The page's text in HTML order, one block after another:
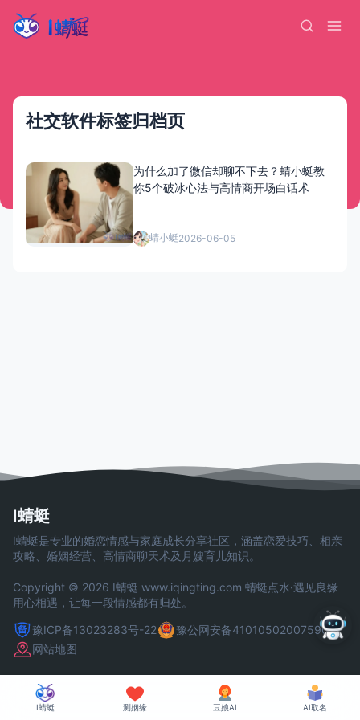
社交软件标签归档页
为什么加了微信却聊不下去？蜻小蜓教
你5个破冰心法与高情商开场白话术
蜻小蜓2026-06-05
I蜻蜓
I蜻蜓是专业的婚恋情感与家庭成长分享社区，涵盖恋爱技巧、相亲
攻略、婚姻经营、高情商聊天术及月嫂育儿知识。
Copyright © 2026 I蜻蜓 www.iqingting.com 蜻蜓点水·遇见良缘
用心相遇，让每一段情感都有归处。
豫ICP备13023283号-22
豫公网安备41010502007590号
网站地图
I蜻蜓 测姻缘 豆娘AI AI取名